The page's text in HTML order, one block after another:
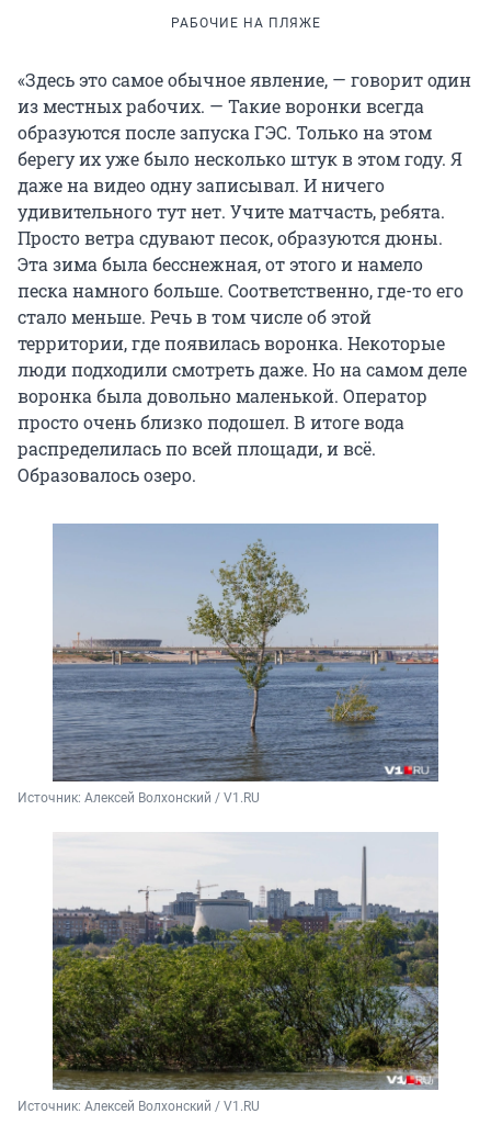
РАБОЧИЕ НА ПЛЯЖЕ
«Здесь это самое обычное явление, — говорит один
из местных рабочих. — Такие воронки всегда
образуются после запуска ГЭС. Только на этом
берегу их уже было несколько штук в этом году. Я
даже на видео одну записывал. И ничего
удивительного тут нет. Учите матчасть, ребята.
Просто ветра сдувают песок, образуются дюны.
Эта зима была бесснежная, от этого и намело
песка намного больше. Соответственно, где-то его
стало меньше. Речь в том числе об этой
территории, где появилась воронка. Некоторые
люди подходили смотреть даже. Но на самом деле
воронка была довольно маленькой. Оператор
просто очень близко подошел. В итоге вода
распределилась по всей площади, и всё.
Образовалось озеро.
Источник: Алексей Волхонский / V1.RU
Источник: Алексей Волхонский / V1.RU